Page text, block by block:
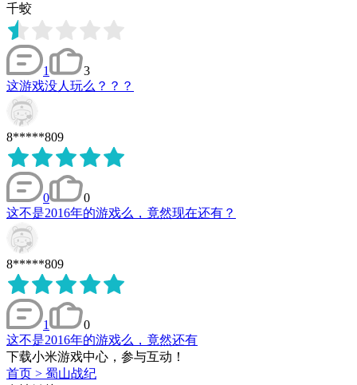
千蛟
1
3
这游戏没人玩么？？？
8*****809
0
0
这不是2016年的游戏么，竟然现在还有？
8*****809
1
0
这不是2016年的游戏么，竟然还有
下载小米游戏中心，参与互动！
首页 > 蜀山战纪